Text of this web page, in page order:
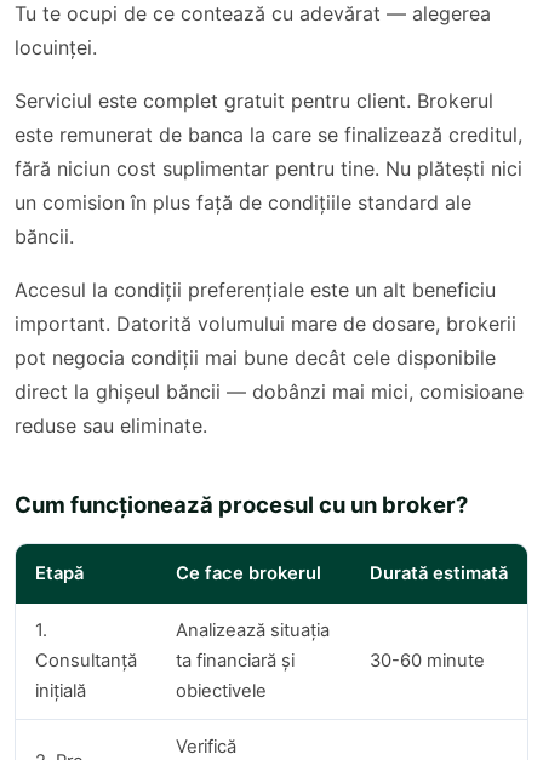
Tu te ocupi de ce contează cu adevărat — alegerea
locuinței.
Serviciul este complet gratuit pentru client. Brokerul
este remunerat de banca la care se finalizează creditul,
fără niciun cost suplimentar pentru tine. Nu plătești nici
un comision în plus față de condițiile standard ale
băncii.
Accesul la condiții preferențiale este un alt beneficiu
important. Datorită volumului mare de dosare, brokerii
pot negocia condiții mai bune decât cele disponibile
direct la ghișeul băncii — dobânzi mai mici, comisioane
reduse sau eliminate.
Cum funcționează procesul cu un broker?
Etapă Ce face brokerul Durată estimată
1.
Consultanță
inițială
Analizează situația
ta financiară și
obiectivele
30-60 minute
Verifică